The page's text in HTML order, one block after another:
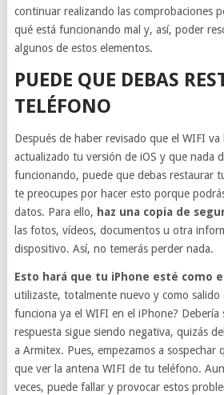
continuar realizando las comprobaciones
qué está funcionando mal y, así, poder
algunos de estos elementos.
PUEDE QUE DEBAS
TELÉFONO
Después de haber revisado que el WIFI va
actualizado tu versión de iOS y que nada
funcionando, puede que debas restaurar
te preocupes por hacer esto porque
datos. Para ello, haz una copia de
las fotos, vídeos, documentos u otra
dispositivo. Así, no temerás perder nada.
Esto hará que tu iPhone esté como
utilizaste, totalmente nuevo y como salido
funciona ya el WIFI en el iPhone? Debería
respuesta sigue siendo negativa, quizás
a Armitex. Pues, empezamos a sospechar
que ver la antena WIFI de tu teléfono.
veces, puede fallar y provocar estos